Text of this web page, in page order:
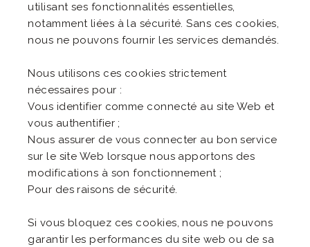
utilisant ses fonctionnalités essentielles,
notamment liées à la sécurité. Sans ces cookies,
nous ne pouvons fournir les services demandés.
Nous utilisons ces cookies strictement
nécessaires pour :
Vous identifier comme connecté au site Web et
vous authentifier ;
Nous assurer de vous connecter au bon service
sur le site Web lorsque nous apportons des
modifications à son fonctionnement ;
Pour des raisons de sécurité.
Si vous bloquez ces cookies, nous ne pouvons
garantir les performances du site web ou de sa